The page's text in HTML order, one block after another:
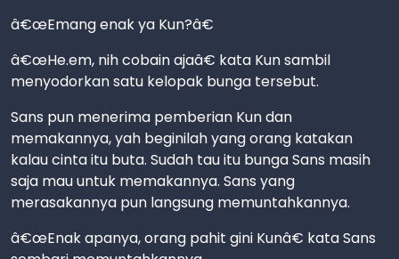
â€œEmang enak ya Kun?â€
â€œHe.em, nih cobain ajaâ€ kata Kun sambil
menyodorkan satu kelopak bunga tersebut.
Sans pun menerima pemberian Kun dan
memakannya, yah beginilah yang orang katakan
kalau cinta itu buta. Sudah tau itu bunga Sans masih
saja mau untuk memakannya. Sans yang
merasakannya pun langsung memuntahkannya.
â€œEnak apanya, orang pahit gini Kunâ€ kata Sans